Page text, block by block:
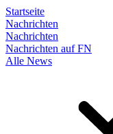
Startseite
Nachrichten
Nachrichten
Nachrichten auf FN
Alle News